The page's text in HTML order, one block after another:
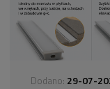
Dodano: 29-07-